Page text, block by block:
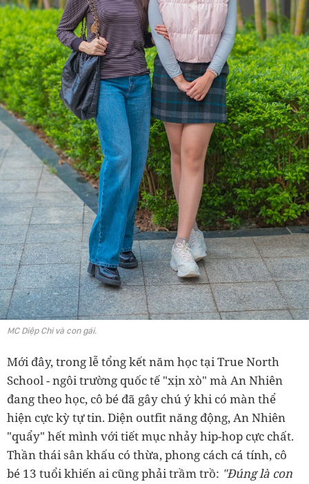
MC Diệp Chi và con gái.
Mới đây, trong lễ tổng kết năm học tại True North
School - ngôi trường quốc tế "xịn xò" mà An Nhiên
đang theo học, cô bé đã gây chú ý khi có màn thể
hiện cực kỳ tự tin. Diện outfit năng động, An Nhiên
"quẩy" hết mình với tiết mục nhảy hip-hop cực chất.
Thần thái sân khấu có thừa, phong cách cá tính, cô
bé 13 tuổi khiến ai cũng phải trầm trồ: "Đúng là con